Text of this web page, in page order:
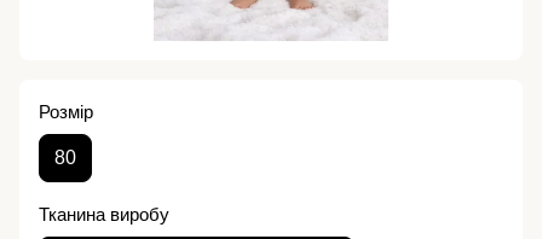
Розмір
80
Тканина виробу